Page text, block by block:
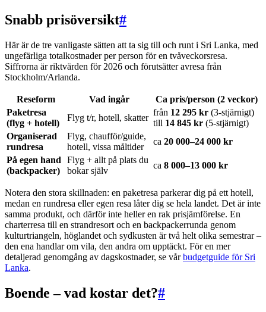
Snabb prisöversikt#
Här är de tre vanligaste sätten att ta sig till och runt i Sri Lanka, med
ungefärliga totalkostnader per person för en tvåveckorsresa.
Siffrorna är riktvärden för 2026 och förutsätter avresa från
Stockholm/Arlanda.
Reseform Vad ingår
Ca pris/person (2 veckor)
Paketresa
(flyg + hotell)
Flyg t/r, hotell, skatter
från 12 295 kr (3-stjärnigt)
till 14 845 kr (5-stjärnigt)
Organiserad
rundresa
Flyg, chaufför/guide,
hotell, vissa måltider
ca 20 000–24 000 kr
På egen hand
(backpacker)
Flyg + allt på plats du
bokar själv
ca 8 000–13 000 kr
Notera den stora skillnaden: en paketresa parkerar dig på ett hotell,
medan en rundresa eller egen resa låter dig se hela landet. Det är inte
samma produkt, och därför inte heller en rak prisjämförelse. En
charterresa till en strandresort och en backpackerrunda genom
kulturtriangeln, höglandet och sydkusten är två helt olika semestrar –
den ena handlar om vila, den andra om upptäckt. För en mer
detaljerad genomgång av dagskostnader, se vårbudgetguide för Sri
Lanka.
Boende – vad kostar det?#